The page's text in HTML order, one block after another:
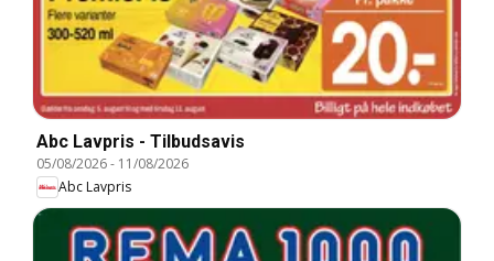
Abc Lavpris - Tilbudsavis
05/08/2026- 11/08/2026
Abc Lavpris